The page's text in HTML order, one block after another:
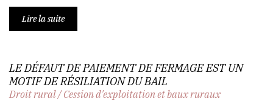
Lire la suite
LE DÉFAUT DE PAIEMENT DE FERMAGE EST UN
MOTIF DE RÉSILIATION DU BAIL
Droit rural/Cession d'exploitation et baux ruraux